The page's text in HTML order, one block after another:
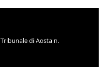
di Aosta n.